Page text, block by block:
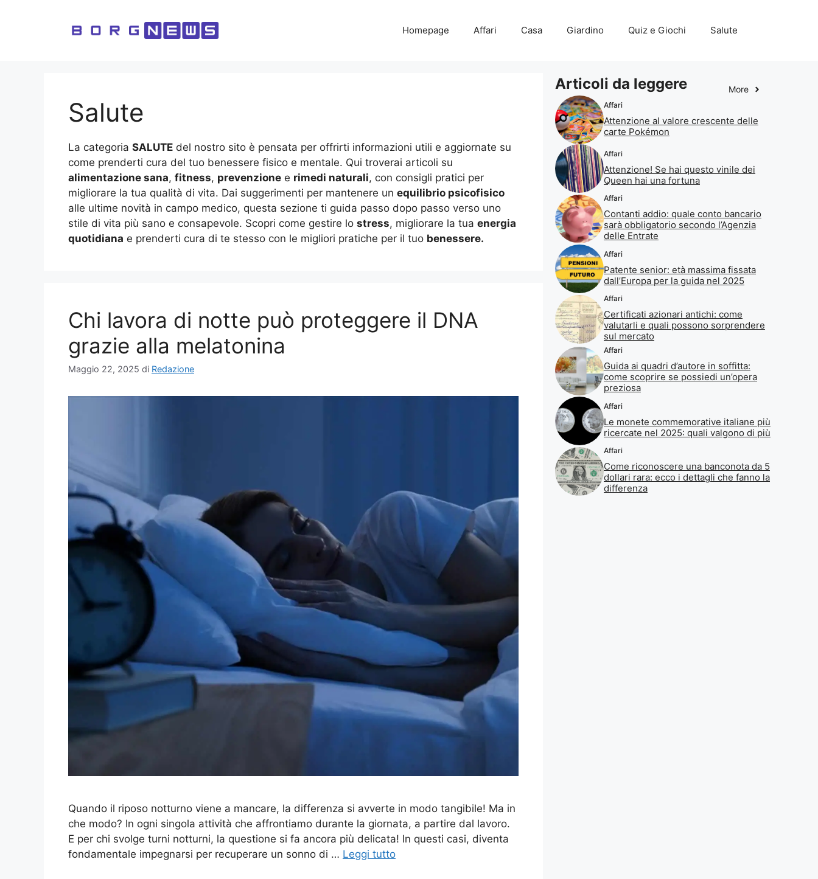
Homepage Affari Casa Giardino Quiz e Giochi Salute
Salute
La categoria SALUTE del nostro sito è pensata per offrirti informazioni utili e aggiornate su
come prenderti cura del tuo benessere fisico e mentale. Qui troverai articoli su
alimentazione sana, fitness, prevenzione e rimedi naturali, con consigli pratici per
migliorare la tua qualità di vita. Dai suggerimenti per mantenere un equilibrio psicofisico
alle ultime novità in campo medico, questa sezione ti guida passo dopo passo verso uno
stile di vita più sano e consapevole. Scopri come gestire lo stress, migliorare la tua energia
quotidiana e prenderti cura di te stesso con le migliori pratiche per il tuo benessere.
Chi lavora di notte può proteggere il DNA
grazie alla melatonina
Maggio 22, 2025 di Redazione
Quando il riposo notturno viene a mancare, la differenza si avverte in modo tangibile! Ma in
che modo? In ogni singola attività che affrontiamo durante la giornata, a partire dal lavoro.
E per chi svolge turni notturni, la questione si fa ancora più delicata! In questi casi, diventa
fondamentale impegnarsi per recuperare un sonno di … Leggi tutto
Articoli da leggere More
Affari
Attenzione al valore crescente delle
carte Pokémon
Affari
Attenzione! Se hai questo vinile dei
Queen hai una fortuna
Affari
Contanti addio: quale conto bancario
sarà obbligatorio secondo l’Agenzia
delle Entrate
Affari
Patente senior: età massima fissata
dall’Europa per la guida nel 2025
Affari
Certificati azionari antichi: come
valutarli e quali possono sorprendere
sul mercato
Affari
Guida ai quadri d’autore in soffitta:
come scoprire se possiedi un’opera
preziosa
Affari
Le monete commemorative italiane più
ricercate nel 2025: quali valgono di più
Affari
Come riconoscere una banconota da 5
dollari rara: ecco i dettagli che fanno la
differenza